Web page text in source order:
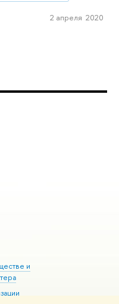
2 апреля 2020
и